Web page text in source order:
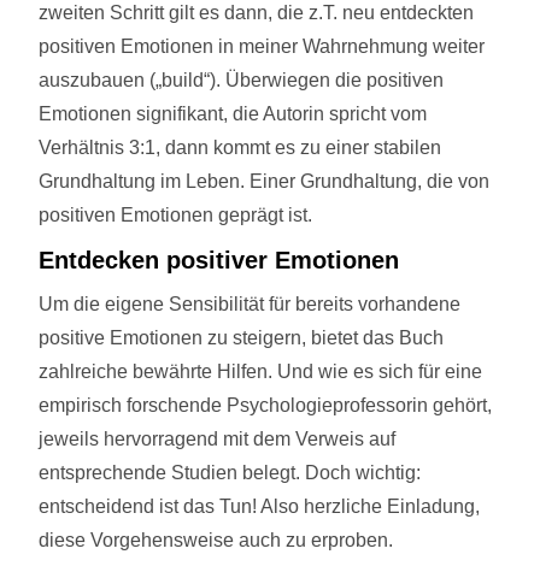
zweiten Schritt gilt es dann, die z.T. neu entdeckten
positiven Emotionen in meiner Wahrnehmung weiter
auszubauen („build“). Überwiegen die positiven
Emotionen signifikant, die Autorin spricht vom
Verhältnis 3:1, dann kommt es zu einer stabilen
Grundhaltung im Leben. Einer Grundhaltung, die von
positiven Emotionen geprägt ist.
Entdecken positiver Emotionen
Um die eigene Sensibilität für bereits vorhandene
positive Emotionen zu steigern, bietet das Buch
zahlreiche bewährte Hilfen. Und wie es sich für eine
empirisch forschende Psychologieprofessorin gehört,
jeweils hervorragend mit dem Verweis auf
entsprechende Studien belegt. Doch wichtig:
entscheidend ist das Tun! Also herzliche Einladung,
diese Vorgehensweise auch zu erproben.